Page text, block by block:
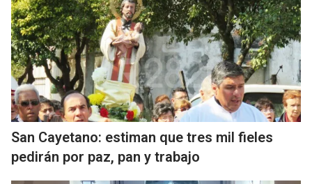
San Cayetano: estiman que tres mil fieles
pedirán por paz, pan y trabajo